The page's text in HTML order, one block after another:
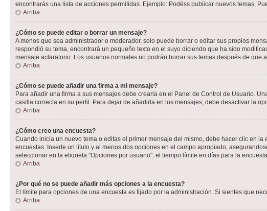
encontrarás una lista de acciones permitidas. Ejemplo: Podéss publicar nuevos temas,
Arriba
¿Cómo se puede editar o borrar un mensaje?
A menos que sea administrador o moderador, solo puede borrar o editar sus propios
respondió su tema, encontrará un pequeño texto en el suyo diciendo que ha sido
mensaje aclaratorio. Los usuarios normales no podrán borrar sus temas después de que
Arriba
¿Cómo se puede añadir una firma a mi mensaje?
Para añadir una firma a sus mensajes debe crearla en el Panel de Control de Usuario.
casilla correcta en su perfil. Para dejar de añadirla en los mensajes, debe desactivar la
Arriba
¿Cómo creo una encuesta?
Cuando inicia un nuevo tema o editas el primer mensaje del mismo, debe hacer clic en
encuestas. Inserte un título y al menos dos opciones en el campo apropiado,
seleccionar en la etiqueta "Opciones por usuario", el tiempo límite en días para la
Arriba
¿Por qué no se puede añadir más opciones a la encuesta?
El límite para opciones de una encuesta es fijado por la administración. Si sientes que
Arriba